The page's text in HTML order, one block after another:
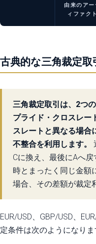
由来のアー
ィファクト
古典的な三角裁定取
三角裁定取引は、2つ
プライド・クロスレー
スレートと異なる場合
不整合を利用します。
Cに換え、最後にAへ
時とまったく同じ金額
場合、その差額が裁定
EUR/USD、GBP/USD、
定条件は次のようになりま